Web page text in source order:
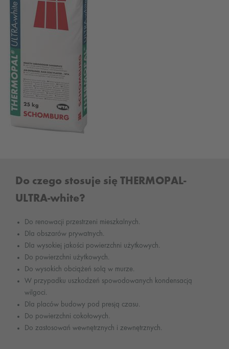
Do czego stosuje się THERMOPAL-
ULTRA-white?
Do renowacji przestrzeni mieszkalnych.
Dla obszarów prywatnych.
Dla wysokiej jakości powierzchni użytkowych.
Do powierzchni użytkowych.
Do wysokich obciążeń solą w murze.
W przypadku uszkodzeń spowodowanych kondensacją
wilgoci.
Dla placów budowy pod presją czasu.
Do powierzchni cokołowych.
Do zastosowań wewnętrznych i zewnętrznych.